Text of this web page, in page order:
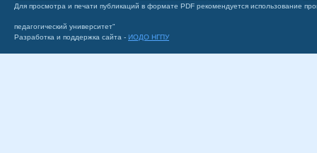
Для просмотра и печати публикаций в формате PDF рекомендуется использование
педагогический университет"
Разработка и поддержка сайта - ИОДО НГПУ